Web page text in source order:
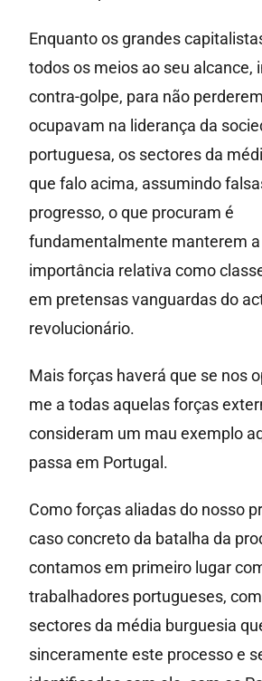
Enquanto os grandes
todos os meios ao seu alcance,
contra-golpe, para não
ocupavam na liderança da
portuguesa, os sectores da
que falo acima, assumindo
progresso, o que procuram é
fundamentalmente manterem a
importância relativa como
em pretensas vanguardas do
revolucionário.
Mais forças haverá que se nos
me a todas aquelas forças
consideram um mau exemplo
passa em Portugal.
Como forças aliadas do nosso
caso concreto da batalha da
contamos em primeiro lugar
trabalhadores portugueses,
sectores da média burguesia
sinceramente este processo e